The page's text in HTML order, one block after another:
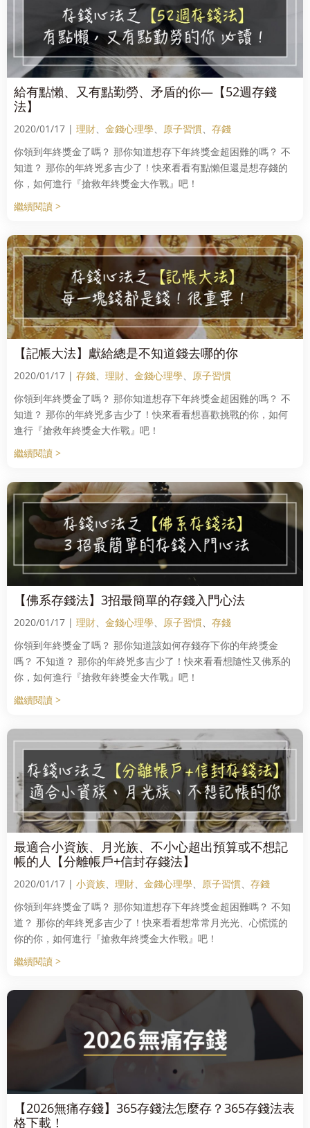
給有點懶、又有點勤勞、矛盾的你—【52週存錢
法】
2020/01/17 | 理財、 金錢心理學、 原子習慣、 存錢
你領到年終獎金了嗎？ 那你知道想存下年終獎金超困難的嗎？ 不
知道？ 那你的年終兇多吉少了！快來看看有點懶但還是想存錢的
你，如何進行『搶救年終獎金大作戰』吧！
繼續閱讀 >
【記帳大法】獻給總是不知道錢去哪的你
2020/01/17 | 存錢、 理財、 金錢心理學、 原子習慣
你領到年終獎金了嗎？ 那你知道想存下年終獎金超困難的嗎？ 不
知道？ 那你的年終兇多吉少了！快來看看想喜歡挑戰的你，如何
進行『搶救年終獎金大作戰』吧！
繼續閱讀 >
【佛系存錢法】3招最簡單的存錢入門心法
2020/01/17 | 理財、 金錢心理學、 原子習慣、 存錢
你領到年終獎金了嗎？ 那你知道該如何存錢存下你的年終獎金
嗎？ 不知道？ 那你的年終兇多吉少了！快來看看想隨性又佛系的
你，如何進行『搶救年終獎金大作戰』吧！
繼續閱讀 >
最適合小資族、月光族、不小心超出預算或不想記
帳的人【分離帳戶+信封存錢法】
2020/01/17 | 小資族、 理財、 金錢心理學、 原子習慣、 存錢
你領到年終獎金了嗎？ 那你知道想存下年終獎金超困難嗎？ 不知
道？ 那你的年終兇多吉少了！快來看看想常常月光光、心慌慌的
你的你，如何進行『搶救年終獎金大作戰』吧！
繼續閱讀 >
【2026無痛存錢】365存錢法怎麼存？365存錢法表
格下載！